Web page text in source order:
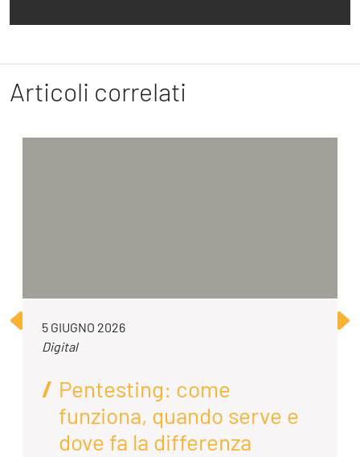
Articoli correlati
5 GIUGNO 2026
Digital
Pentesting: come
funziona, quando serve e
dove fa la differenza